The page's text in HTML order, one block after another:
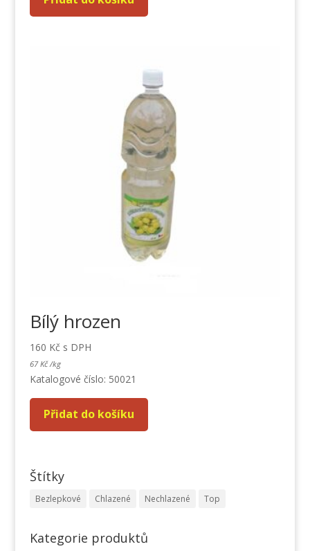
Bílý hrozen
160 Kč s DPH
67Kč /kg
Katalogové číslo: 50021
Přidat do košíku
Štítky
Bezlepkové Chlazené Nechlazené Top
Kategorie produktů